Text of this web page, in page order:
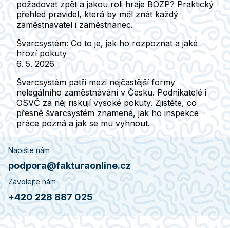
požadovat zpět a jakou roli hraje BOZP? Praktický
přehled pravidel, která by měl znát každý
zaměstnavatel i zaměstnanec.
Švarcsystém: Co to je, jak ho rozpoznat a jaké
hrozí pokuty
6. 5. 2026
Švarcsystém patří mezi nejčastější formy
nelegálního zaměstnávání v Česku. Podnikatelé i
OSVČ za něj riskují vysoké pokuty. Zjistěte, co
přesně švarcsystém znamená, jak ho inspekce
práce pozná a jak se mu vyhnout.
Napište nám
podpora@fakturaonline.cz
Zavolejte nám
+420 228 887 025